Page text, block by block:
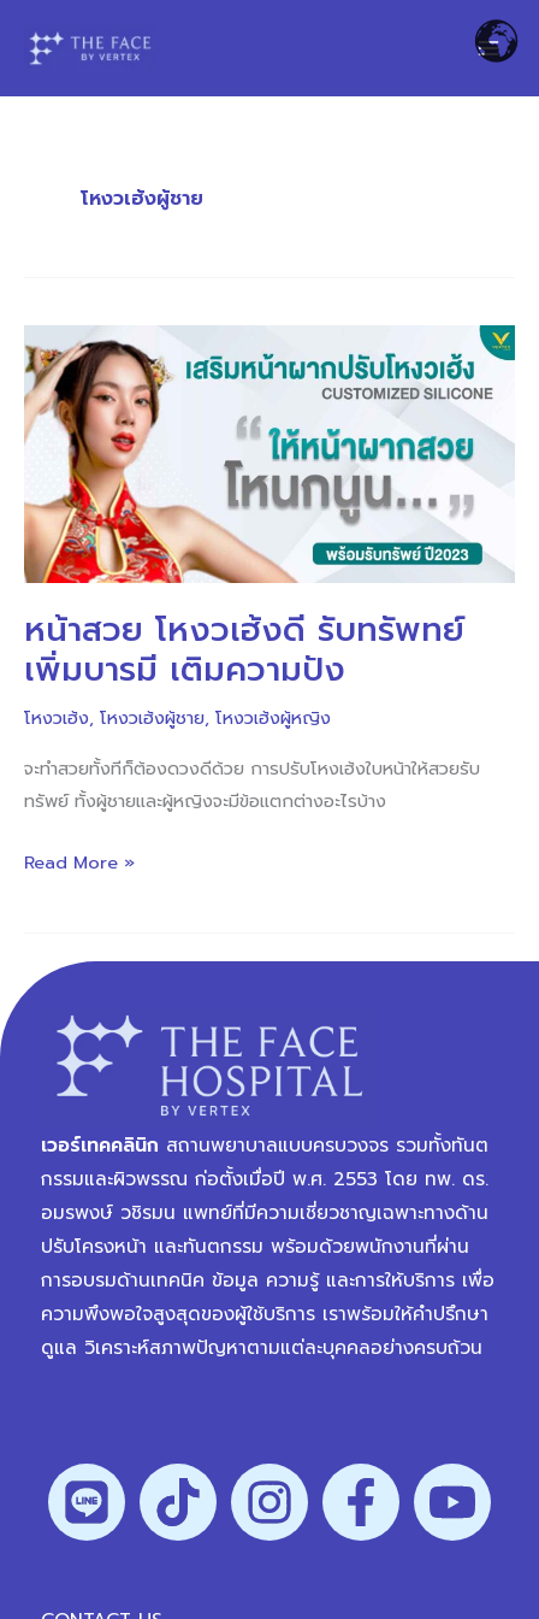
โหงวเฮ้งผู้ชาย
หน้าสวย โหงวเฮ้งดี รับทรัพทย์
เพิ่มบารมี เติมความปัง
โหงวเฮ้ง, โหงวเฮ้งผู้ชาย, โหงวเฮ้งผู้หญิง
จะทำสวยทั้งทีก็ต้องดวงดีด้วย การปรับโหงเฮ้งใบหน้าให้สวยรับ
ทรัพย์ ทั้งผู้ชายและผู้หญิงจะมีข้อแตกต่างอะไรบ้าง
หน้า
สวย
โหง
ว
งดี
รับ
ทรัพทย์
บารมี
เติม
ปัง
Read More »
เวอร์เทคคลินิก สถานพยาบาลแบบครบวงจร รวมทั้งทันต
กรรมและผิวพรรณ ก่อตั้งเมื่อปี พ.ศ. 2553 โดย ทพ. ดร.
อมรพงษ์ วชิรมน แพทย์ที่มีความเชี่ยวชาญเฉพาะทางด้าน
ปรับโครงหน้า และทันตกรรม พร้อมด้วยพนักงานที่ผ่าน
การอบรมด้านเทคนิค ข้อมูล ความรู้ และการให้บริการ เพื่อ
ความพึงพอใจสูงสุดของผู้ใช้บริการ เราพร้อมให้คำปรึกษา
ดูแล วิเคราะห์สภาพปัญหาตามแต่ละบุคคลอย่างครบถ้วน